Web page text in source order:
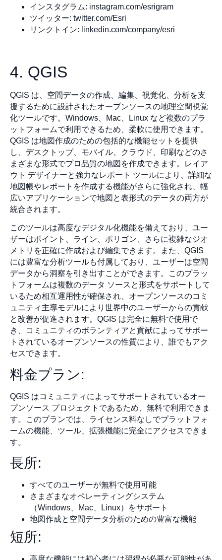
インスタグラム: instagram.com/esrigram
ツイッター: twitter.com/Esri
リンクトイン: linkedin.com/company/esri
4. QGIS
QGIS は、空間データの作成、編集、視覚化、分析を支
援するために設計されたオープンソースの地理空間視覚
化ツールです。Windows、Mac、Linux など複数のプラ
ットフォームで利用できるため、柔軟に使用できます。
QGIS は地図作成のための包括的な機能セットを提供
し、デスクトップ、モバイル、クラウド、印刷などのさ
まざまな形式でプロ品質の地図を作成できます。レイア
ウト デザイナーと強力なレポート ツールにより、詳細な
地図帳やレポートを作成する機能がさらに強化され、幅
広いアプリケーションで地図と表形式のデータの両方が
統合されます。
このツールは高度なデジタル化機能を備えており、ユー
ザーはポイント、ライン、ポリゴン、さらに複雑なジオ
メトリを正確に作成および編集できます。また、QGIS
には豊富な分析ツールも付属しており、ユーザーは空間
データから洞察を引き出すことができます。このプラッ
トフォームは複数のデータ ソースと形式をサポートして
いるため相互運用性が確保され、オープンソースのコミ
ュニティ主導モデルにより世界中のユーザーからの貢献
と改善が促進されます。QGIS は完全に無料で使用で
き、コミュニティのボランティアと貢献によってサポー
トされているオープンソースの性質により、誰でもアク
セスできます。
料金プラン:
QGIS はコミュニティによってサポートされているオー
プンソース プロジェクトであるため、無料で利用できま
す。このプランでは、ライセンス料なしでプラットフォ
ームの機能、ツール、拡張機能に完全にアクセスできま
す。
長所:
すべてのユーザーが無料で使用可能
さまざまなオペレーティングシステム
（Windows、Mac、Linux）をサポート
地図作成と空間データ分析のための豊富な機能
短所: